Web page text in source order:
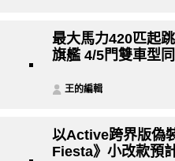
最大馬力420匹起
旗艦 4/5門雙車型
王的編輯
以Active跨界版偽
Fiesta》小改款預